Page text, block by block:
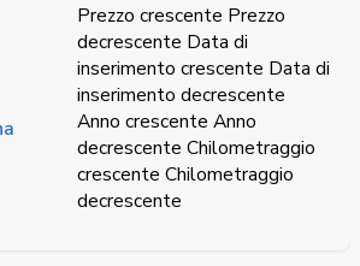
Prezzo crescente Prezzo
decrescente Data di
inserimento crescente Data di
inserimento decrescente
Anno crescente Anno
decrescente Chilometraggio
crescente Chilometraggio
decrescente